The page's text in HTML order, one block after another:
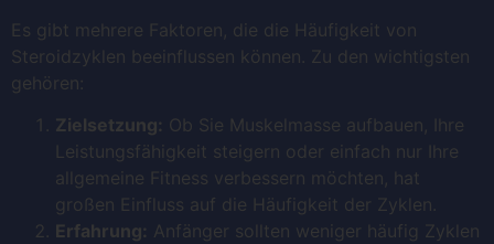
Es gibt mehrere Faktoren, die die Häufigkeit von
Steroidzyklen beeinflussen können. Zu den wichtigsten
gehören:
Zielsetzung: Ob Sie Muskelmasse aufbauen, Ihre
Leistungsfähigkeit steigern oder einfach nur Ihre
allgemeine Fitness verbessern möchten, hat
großen Einfluss auf die Häufigkeit der Zyklen.
Erfahrung: Anfänger sollten weniger häufig Zyklen